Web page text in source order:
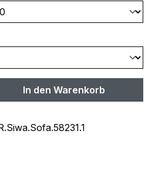
Gib den
In den Warenkorb